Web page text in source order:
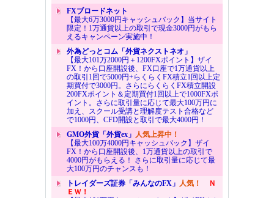
FXブロードネット
【最大6万3000円キャッシュバック】当サイト
限定！1万通貨以上の取引で現金3000円がもら
えるキャンペーン実施中！
外為どっとコム「外貨ネクストネオ」
【最大101万2000円＋1200FXポイント】ザイ
FX！から口座開設後、FX口座で1万通貨以上
の取引1回で5000円+らくらくFX積立1回以上定
期買付で3000円。さらにらくらくFX積立開設
200FXポイント＆定期買付1回以上で1000FXポ
イント。さらに取引量に応じて最大100万円に
加え、スクール受講と理解度テスト合格など
で1000円、CFD開設と取引で最大4000円！
GMO外貨「外貨ex」 人気上昇中！
【最大100万4000円キャッシュバック】ザイ
FX！から口座開設後、1万通貨以上の取引で
4000円がもらえる！ さらに取引量に応じて最
大100万円のチャンスも！
トレイダーズ証券「みんなのFX」 人気！
Ｎ
ＥＷ！